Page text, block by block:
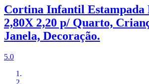
Cortina Infantil Estampada
2,80X 2,20 p/ Quarto,
Janela, Decoração.
5.0